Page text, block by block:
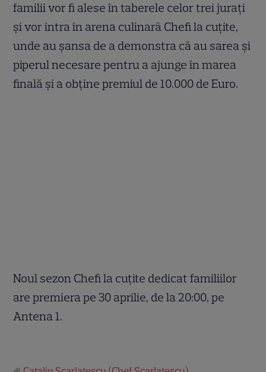
familii vor fi alese în taberele celor trei jurați
și vor intra în arena culinară Chefi la cuțite,
unde au șansa de a demonstra că au sarea și
piperul necesare pentru a ajunge în marea
finală și a obține premiul de 10.000 de Euro.
Noul sezon Chefi la cuțite dedicat familiilor
are premiera pe 30 aprilie, de la 20:00, pe
Antena 1.